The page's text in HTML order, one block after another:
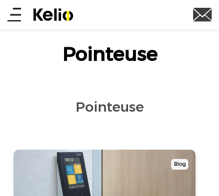
Aller
auMain
Pointeuse
Pointeuse
Blog